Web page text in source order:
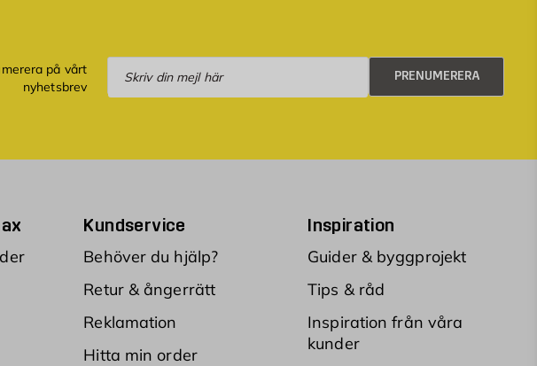
på vårt
nyhetsbrev
Prenumerera
PRENUMERERA
Kundservice
Behöver du hjälp?
Retur & ångerrätt
Reklamation
Hitta min order
Inspiration
Guider & byggprojekt
Tips & råd
Inspiration från våra
kunder